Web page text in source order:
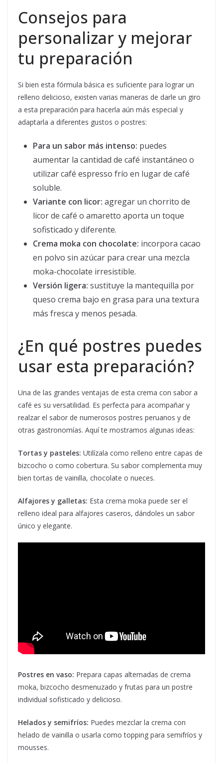
Consejos para
personalizar y mejorar
tu preparación
Si bien esta fórmula básica es suficiente para lograr un
relleno delicioso, existen varias maneras de darle un giro
a esta preparación para hacerla aún más especial y
adaptarla a diferentes gustos o postres:
Para un sabor más intenso: puedes
aumentar la cantidad de café instantáneo o
utilizar café espresso frío en lugar de café
soluble.
Variante con licor: agregar un chorrito de
licor de café o amaretto aporta un toque
sofisticado y diferente.
Crema moka con chocolate: incorpora cacao
en polvo sin azúcar para crear una mezcla
moka-chocolate irresistible.
Versión ligera: sustituye la mantequilla por
queso crema bajo en grasa para una textura
más fresca y menos pesada.
¿En qué postres puedes
usar esta preparación?
Una de las grandes ventajas de esta crema con sabor a
café es su versatilidad. Es perfecta para acompañar y
realzar el sabor de numerosos postres peruanos y de
otras gastronomías. Aquí te mostramos algunas ideas:
Tortas y pasteles: Utilízala como relleno entre capas de
bizcocho o como cobertura. Su sabor complementa muy
bien tortas de vainilla, chocolate o nueces.
Alfajores y galletas: Esta crema moka puede ser el
relleno ideal para alfajores caseros, dándoles un sabor
único y elegante.
Postres en vaso: Prepara capas alternadas de crema
moka, bizcocho desmenuzado y frutas para un postre
individual sofisticado y delicioso.
Helados y semifríos: Puedes mezclar la crema con
helado de vainilla o usarla como topping para semifríos y
mousses.